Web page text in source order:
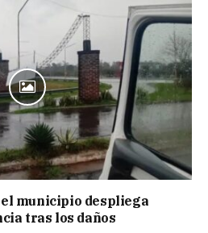
municipio despliega
tras los daños